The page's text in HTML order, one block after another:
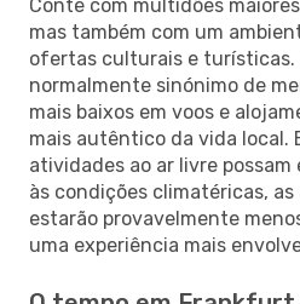
Conte com multidões
mas também com um
ofertas culturais e turísticas.
normalmente sinónimo de
mais baixos em voos e
mais autêntico da vida local.
atividades ao ar livre
às condições climatéricas,
estarão provavelmente
uma experiência mais